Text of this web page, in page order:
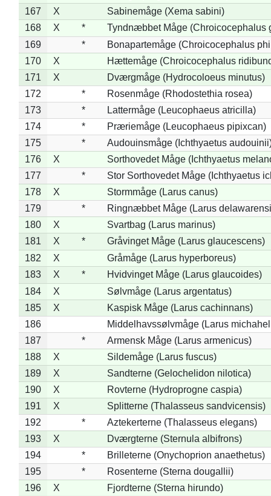
167
X
Sabinemåge (Xema sabini)
168
X *
Tyndnæbbet Måge (Chroicocephalus
169
*
Bonapartemåge (Chroicocephalus
170
X
Hættemåge (Chroicocephalus
171
X
Dværgmåge (Hydrocoloeus minutus)
172
*
Rosenmåge (Rhodostethia rosea)
173
*
Lattermåge (Leucophaeus atricilla)
174
*
Præriemåge (Leucophaeus pipixcan)
175
*
Audouinsmåge (Ichthyaetus
176
X
Sorthovedet Måge (Ichthyaetus
177
*
Stor Sorthovedet Måge (Ichthyaetus
178
X
Stormmåge (Larus canus)
179
*
Ringnæbbet Måge (Larus
180
X
Svartbag (Larus marinus)
181
X *
Gråvinget Måge (Larus glaucescens)
182
X
Gråmåge (Larus hyperboreus)
183
X *
Hvidvinget Måge (Larus glaucoides)
184
X
Sølvmåge (Larus argentatus)
185
X
Kaspisk Måge (Larus cachinnans)
186
Middelhavssølvmåge (Larus
187
*
Armensk Måge (Larus armenicus)
188
X
Sildemåge (Larus fuscus)
189
X
Sandterne (Gelochelidon nilotica)
190
X
Rovterne (Hydroprogne caspia)
191
X
Splitterne (Thalasseus sandvicensis)
192
*
Aztekerterne (Thalasseus elegans)
193
X
Dværgterne (Sternula albifrons)
194
*
Brilleterne (Onychoprion anaethetus)
195
*
Rosenterne (Sterna dougallii)
196
X
Fjordterne (Sterna hirundo)